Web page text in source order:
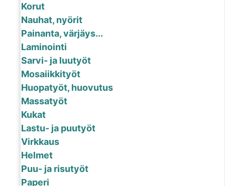
Korut
Nauhat, nyörit
Painanta, värjäys...
Laminointi
Sarvi- ja luutyöt
Mosaiikkityöt
Huopatyöt, huovutus
Massatyöt
Kukat
Lastu- ja puutyöt
Virkkaus
Helmet
Puu- ja risutyöt
Paperi